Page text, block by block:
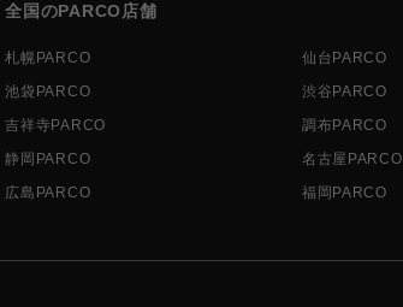
全国のPARCO店舗
札幌PARCO 仙台PARCO
池袋PARCO
渋谷PARCO
吉祥寺PARCO
調布PARCO
静岡PARCO
名古屋PARCO
広島PARCO
福岡PARCO